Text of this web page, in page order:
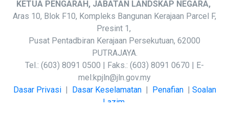
KETUA PENGARAH, JABATAN LANDSKAP NEGARA,
Aras 10, Blok F10, Kompleks Bangunan Kerajaan Parcel F,
Presint 1,
Pusat Pentadbiran Kerajaan Persekutuan, 62000
PUTRAJAYA.
Tel.: (603) 8091 0500 | Faks.: (603) 8091 0670 | E-
mel:kpjln@jln.gov.my
Dasar Privasi| Dasar Keselamatan| Penafian| Soalan
Lazim